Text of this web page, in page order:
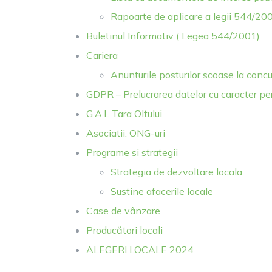
Rapoarte de aplicare a legii 544/
Buletinul Informativ ( Legea 544/2001)
Cariera
Anunturile posturilor scoase la
GDPR – Prelucrarea datelor cu caracter
G.A.L Tara Oltului
Asociatii. ONG-uri
Programe si strategii
Strategia de dezvoltare locala
Sustine afacerile locale
Case de vânzare
Producători locali
ALEGERI LOCALE 2024